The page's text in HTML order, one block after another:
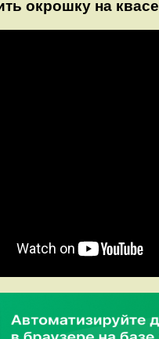
окрошку на квасе